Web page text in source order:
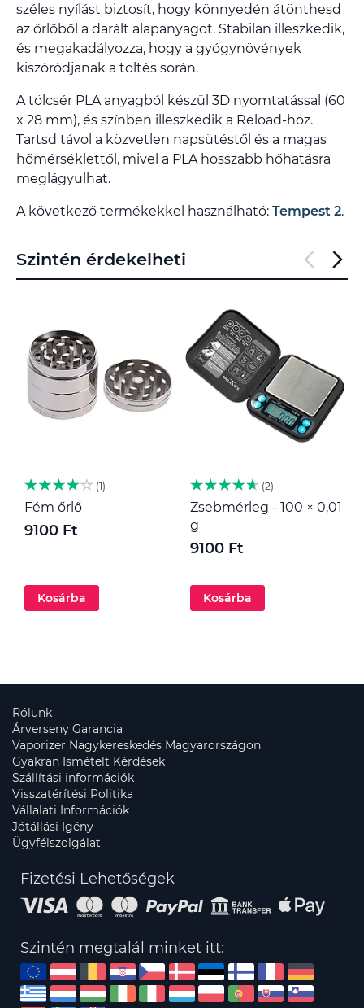
széles nyílást biztosít, hogy könnyedén átönthesd
az őrlőből a darált alapanyagot. Stabilan illeszkedik,
és megakadályozza, hogy a gyógynövények
kiszóródjanak a töltés során.
A tölcsér PLA anyagból készül 3D nyomtatással (60
x 28 mm), és színben illeszkedik a Reload-hoz.
Tartsd távol a közvetlen napsütéstől és a magas
hőmérséklettől, mivel a PLA hosszabb hőhatásra
meglágyulhat.
A következő termékekkel használható: Tempest 2.
Szintén érdekelheti
1
Fém őrlő
9100 Ft
Kosárba
2
Zsebmérleg - 100 × 0,01
g
9100 Ft
Kosárba
Rólunk
Árverseny Garancia
Vaporizer Nagykereskedés Magyarországon
Gyakran Ismételt Kérdések
Szállítási információk
Visszatérítési Politika
Vállalati Információk
Jótállási Igény
Ügyfélszolgálat
Fizetési Lehetőségek
Szintén megtalál minket itt: